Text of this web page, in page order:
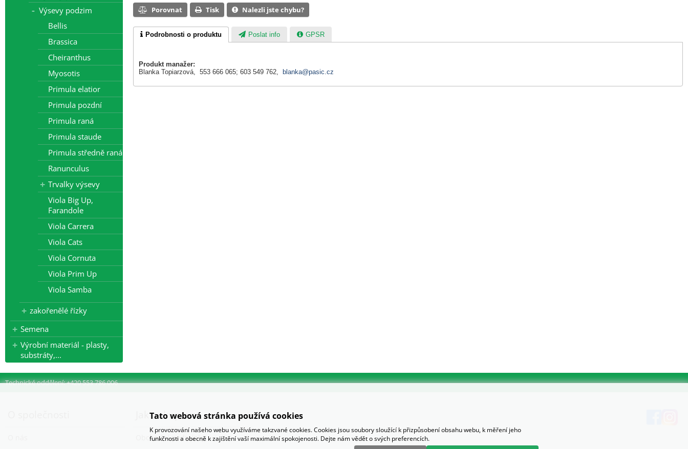
Výsevy podzim
Bellis
Brassica
Cheiranthus
Myosotis
Primula elatior
Primula pozdní
Primula raná
Primula staude
Primula středně raná
Ranunculus
Trvalky výsevy
Viola Big Up,
Farandole
Viola Carrera
Viola Cats
Viola Cornuta
Viola Prim Up
Viola Samba
zakořenělé řízky
Semena
Výrobní materiál - plasty,
substráty,...
Porovnat Tisk Nalezli jste chybu?
Podrobnosti o produktu Poslat info GPSR
Produkt manažer:
Blanka Topiarzová, 553 666 065; 603 549 762,
blanka@pasic.cz
Technické oddělení: +420 553 786 006
Jak nakupovat
Obchodní podmínky
Tato webová stránka používá cookies
K provozování našeho webu využíváme takzvané cookies. Cookies jsou soubory sloužící k přizpůsobení obsahu webu, k měření jeho
funkčnosti a obecně k zajištění vaší maximální spokojenosti. Dejte nám vědět o svých preferencích.